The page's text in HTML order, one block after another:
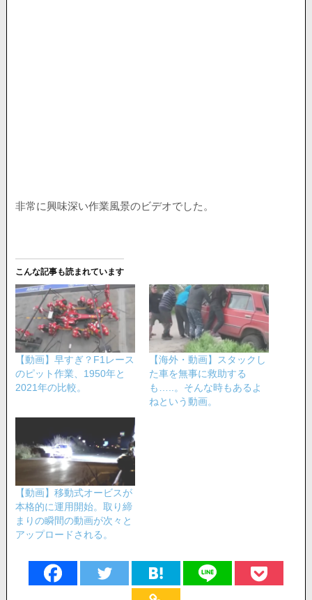
非常に興味深い作業風景のビデオでした。
こんな記事も読まれています
【動画】早すぎ？F1レース
のピット作業、1950年と
2021年の比較。
【海外・動画】スタックし
た車を無事に救助する
も…..。そんな時もあるよ
ねという動画。
【動画】移動式オービスが
本格的に運用開始。取り締
まりの瞬間の動画が次々と
アップロードされる。